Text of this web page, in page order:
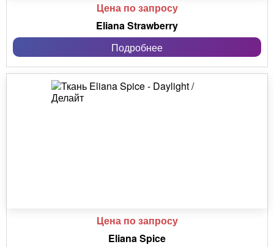
Цена по запросу
Eliana Strawberry
Подробнее
Цена по запросу
Eliana Spice